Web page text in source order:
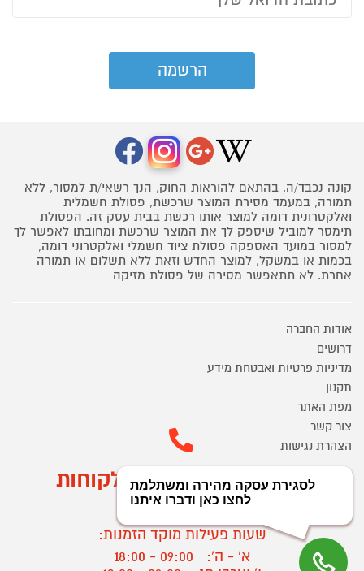
קונה נכבד/ה, בהתאם להוראות החוק, הנך רשאי/ת למסור, ללא
תמורה, במעמד מסירת המוצר שרכשת, פסולת חשמלית
ואלקטרונית דומה למוצר אותו רכשת בבית עסק זה. הפסולת
תימסר למוביל שיספק לך את המוצר שרכשת ומחובתו לאפשר לך
למסור במועד האספקה פסולת ציוד חשמלי ואלקטרוני דומה,
בכמות או במשקל, למוצר החדש וזאת ללא תשלום או תמורה
אחרת. לא תתאפשר מסירה של פסולת מזיקה
אודות החברה
דרושים
מדיניות פרטיות ואבטחת מידע
תקנון
מפת האתר
צור קשר
הצהרת נגישות
מוקד הזמנות ושירות לקוחות
03-9545370
שעות פעילות מוקד הזמנות:
א' - ה':
09:00 - 18:00